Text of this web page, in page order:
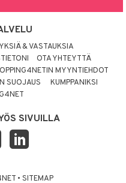
& VASTAUKSIA
OTA YHTEYTTÄ
MYYNTIEHDOT
SUOJAUS
KUMPPANIKSI
SIVUILLA
• SITEMAP